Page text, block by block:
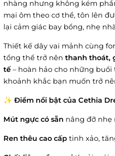
nhàng nhưng không kém
mại ôm theo cơ thể, tôn lên
lại cảm giác bay bổng, nhẹ
Thiết kế dây vai mảnh cùng
tổng thể trở nên thanh thoát,
tế – hoàn hảo cho những
khoảnh khắc bạn muốn trở
✨ Điểm nổi bật của Cethia
Mút ngực có sẵn nâng đỡ nhẹ
Ren thêu cao cấp tinh xảo,